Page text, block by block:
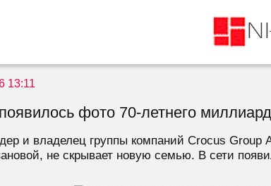
13:11
фото 70-летнего
и владелец группы компаний Crocus Group
не скрывает новую семью. В сети